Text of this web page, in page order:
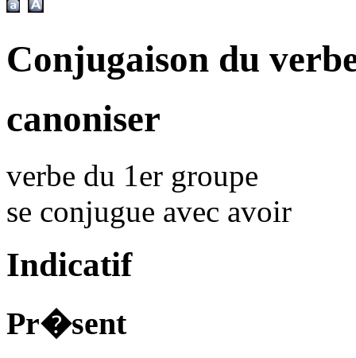
Conjugaison du
canoniser
verbe du 1er groupe
se conjugue avec avoir
Indicatif
Pr�sent